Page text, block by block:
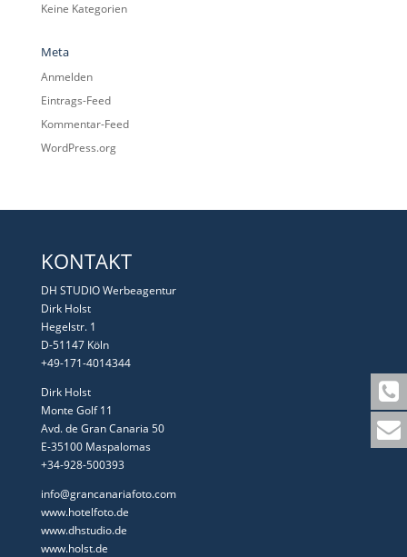
Keine Kategorien
Meta
Anmelden
Eintrags-Feed
Kommentar-Feed
WordPress.org
KONTAKT
DH STUDIO Werbeagentur
Dirk Holst
Hegelstr. 1
D-51147 Köln
+49-171-4014344
Dirk Holst
Monte Golf 11
Avd. de Gran Canaria 50
E-35100 Maspalomas
+34-928-500393
info@grancanariafoto.com
www.hotelfoto.de
www.dhstudio.de
www.holst.de